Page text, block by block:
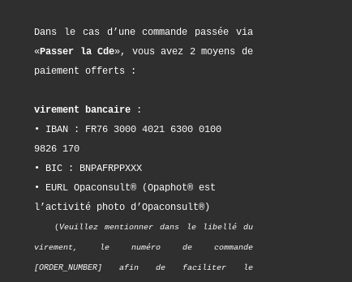
Dans le cas d’une commande passée via
«Passer la Cde», vous avez 2 moyens de
paiement offerts :
virement bancaire :
• IBAN : FR76 3000 4021 6300 0100
9826 170
• BIC : BNPAFRPPXXX
• EURL Opaconsult® (Opaphot® est
l’activité photo d’Opaconsult®)
( Veuillez mentionner dans le libellé du
virement, le numéro de commande
[ORDER_NUMBER] afin de faciliter le